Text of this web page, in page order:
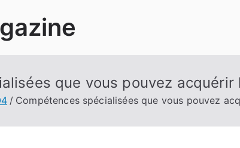
que vous pouvez acquérir
Compétences spécialisées que vous pouvez